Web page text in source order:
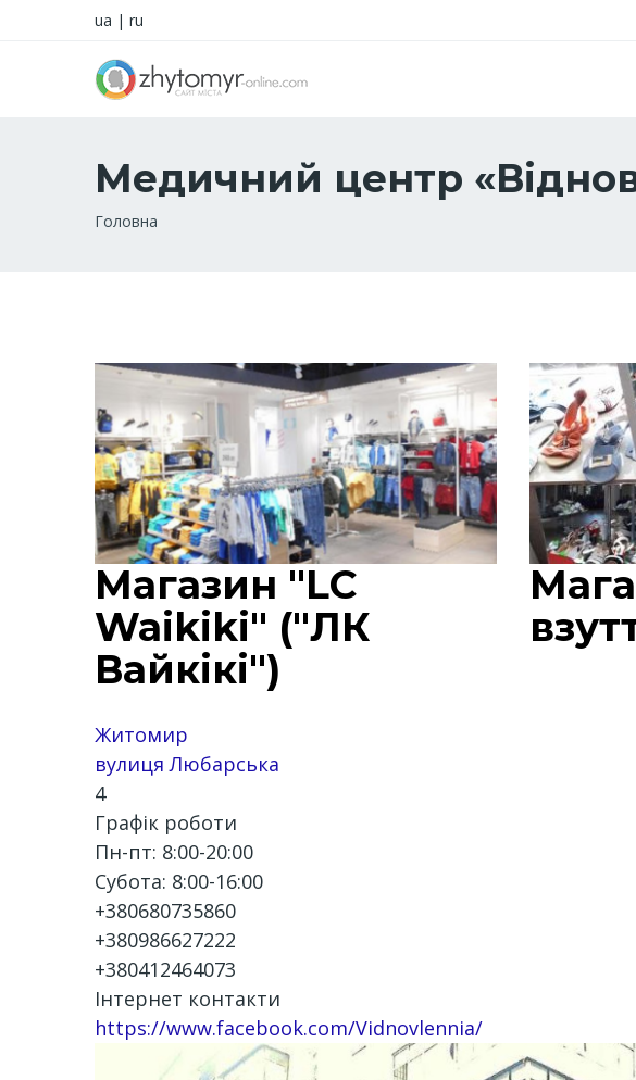
ua | ru
Медичний центр
Рядок
Головна
Магазин "LC
Waikiki" ("ЛК
Вайкікі")
Житомир
вулиця Любарська
4
Графік роботи
Пн-пт: 8:00-20:00
Субота: 8:00-16:00
+380680735860
+380986627222
+380412464073
Інтернет контакти
https://www.facebook.com/Vidnovlennia/